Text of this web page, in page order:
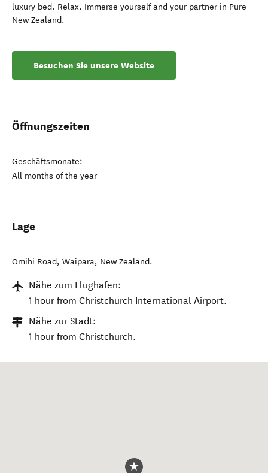
luxury bed. Relax. Immerse yourself and your partner in Pure
New Zealand.
Besuchen Sie unsere Website
Öffnungszeiten
Geschäftsmonate:
All months of the year
Lage
Omihi Road, Waipara, New Zealand.
Nähe zum Flughafen:
1 hour from Christchurch International Airport.
Nähe zur Stadt:
1 hour from Christchurch.